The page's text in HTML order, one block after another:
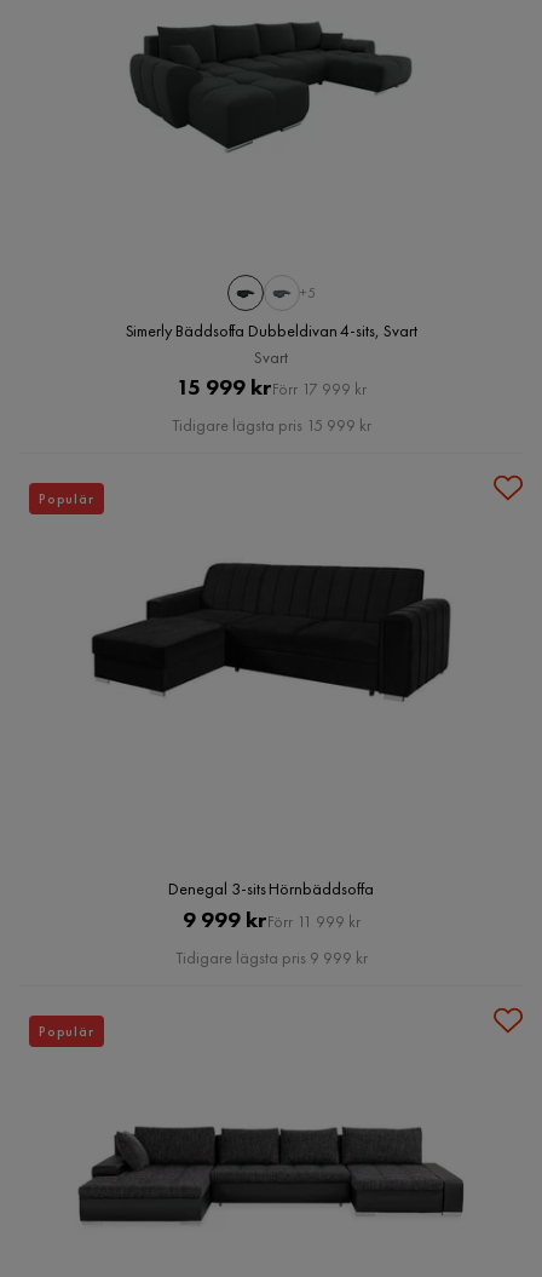
+5
Simerly Bäddsoffa Dubbeldivan 4-sits, Svart
Svart
Pris
15 999 krOriginal
Pris
Förr 17 999 kr
Tidigare lägsta pris 15 999 kr
Denegal 3-sits Hörnbäddsoffa
Pris
9 999 krOriginal
Pris
Förr 11 999 kr
Tidigare lägsta pris 9 999 kr
Populär
Populär